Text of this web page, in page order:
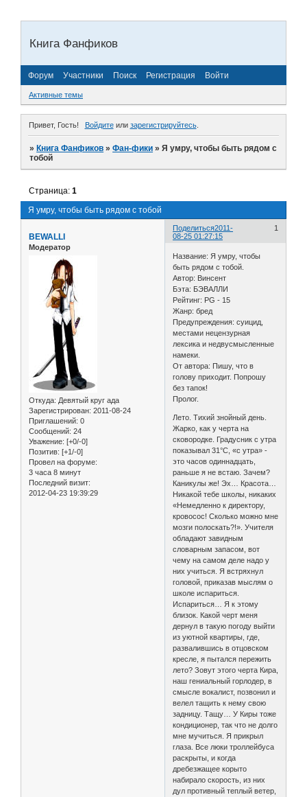
Книга Фанфиков
Форум Участники Поиск Регистрация Войти
Активные темы
Привет, Гость! Войдитеили зарегистрируйтесь.
»Книга Фанфиков »Фан-фики »Я умру, чтобы быть рядом с
тобой
Я умру, чтобы быть рядом с тобой
Страница:1
Поделиться 1
2011-
08-25 01:27:15
BEWALLI
Модератор
Откуда: Девятый круг ада
Зарегистрирован: 2011-08-24
Приглашений: 0
Сообщений: 24
Уважение: [+0/-0]
Позитив: [+1/-0]
Провел на форуме:
3 часа 8 минут
Последний визит:
2012-04-23 19:39:29
Название: Я умру, чтобы
быть рядом с тобой.
Автор: Винсент
Бэта: БЭВАЛЛИ
Рейтинг: PG - 15
Жанр: бред
Предупреждения: суицид,
местами нецензурная
лексика и недвусмысленные
намеки.
От автора: Пишу, что в
голову приходит. Попрошу
без тапок!
Пролог.
Лето. Тихий знойный день.
Жарко, как у черта на
сковородке. Градусник с утра
показывал 31°С, «с утра» -
это часов одиннадцать,
раньше я не встаю. Зачем?
Каникулы же! Эх… Красота…
Никакой тебе школы, никаких
«Немедленно к директору,
кровосос! Сколько можно мне
мозги полоскать?!». Учителя
обладают завидным
словарным запасом, вот
чему на самом деле надо у
них учиться. Я встряхнул
головой, приказав мыслям о
школе испариться.
Испариться… Я к этому
близок. Какой черт меня
дернул в такую погоду выйти
из уютной квартиры, где,
развалившись в отцовском
кресле, я пытался пережить
лето? Зовут этого черта Кира,
наш гениальный горлодер, в
смысле вокалист, позвонил и
велел тащить к нему свою
задницу. Тащу… У Киры тоже
кондиционер, так что не долго
мне мучиться. Я прикрыл
глаза. Все люки троллейбуса
раскрыты, и когда
дребезжащее корыто
набирало скорость, из них
дул противный теплый ветер,